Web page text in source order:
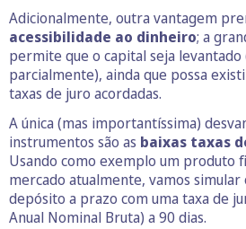
Adicionalmente, outra vantagem
acessibilidade ao dinheiro; a
permite que o capital seja levantado
parcialmente), ainda que possa
taxas de juro acordadas.
A única (mas importantíssima)
instrumentos são as baixas taxas
Usando como exemplo um produto
mercado atualmente, vamos
depósito a prazo com uma taxa de
Anual Nominal Bruta) a 90 dias.